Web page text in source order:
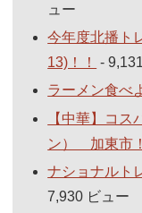
ュー
今年度北播ト
13)！！
-
ラーメン食べ
【中華】コ
ン） 加東市
ナショナルト
7,930 ビュー